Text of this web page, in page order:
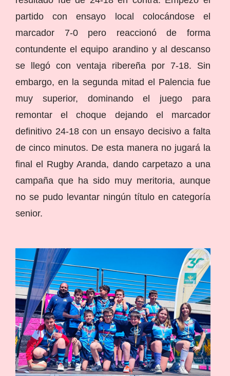
partido con ensayo local colocándose el
marcador 7-0 pero reaccionó de forma
contundente el equipo arandino y al descanso
se llegó con ventaja ribereña por 7-18. Sin
embargo, en la segunda mitad el Palencia fue
muy superior, dominando el juego para
remontar el choque dejando el marcador
definitivo 24-18 con un ensayo decisivo a falta
de cinco minutos. De esta manera no jugará la
final el Rugby Aranda, dando carpetazo a una
campaña que ha sido muy meritoria, aunque
no se pudo levantar ningún título en categoría
senior.